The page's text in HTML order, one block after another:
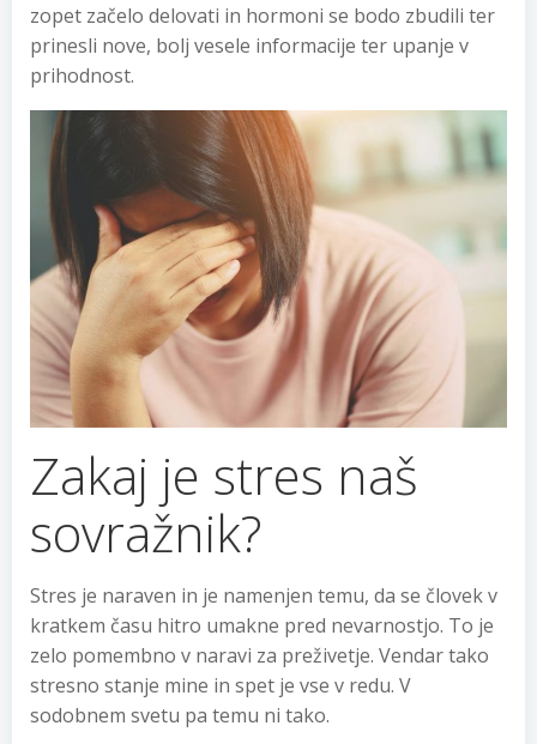
zopet začelo delovati in hormoni se bodo zbudili ter
prinesli nove, bolj vesele informacije ter upanje v
prihodnost.
Zakaj je stres naš
sovražnik?
Stres je naraven in je namenjen temu, da se človek v
kratkem času hitro umakne pred nevarnostjo. To je
zelo pomembno v naravi za preživetje. Vendar tako
stresno stanje mine in spet je vse v redu. V
sodobnem svetu pa temu ni tako.